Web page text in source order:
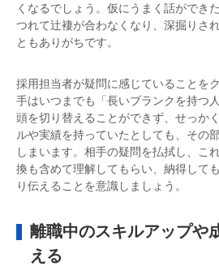
くなるでしょう。仮にうまく話ができ
つれて辻褄が合わなくなり、深掘りさ
ともありがちです。
採用担当者が疑問に感じていることを
手はいつまでも「長いブランクを持つ
頭を切り替えることができず、せっか
ルや実績を持っていたとしても、その
しまいます。相手の疑問を払拭し、こ
換も含めて理解してもらい、納得して
り伝えることを意識しましょう。
離職中のスキルアップや
える